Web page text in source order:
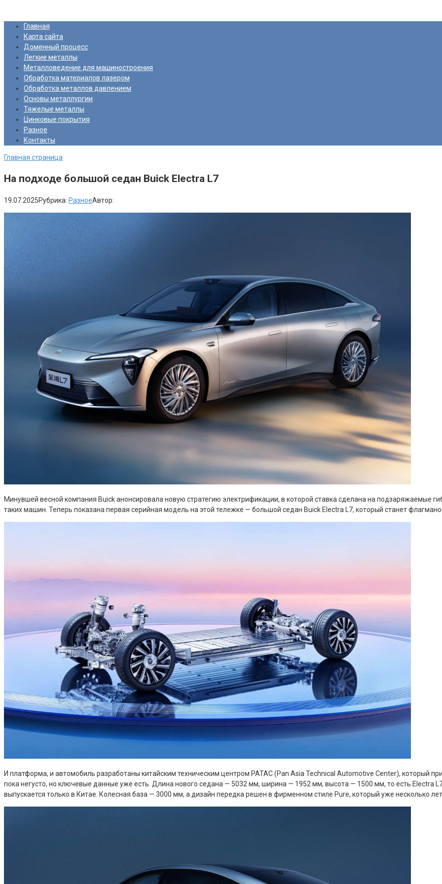
контентуГлавная
Карта сайта
Доменный процесс
Легкие металлы
Металловедение для машиностроения
Обработка материалов лазером
Обработка металлов давлением
Основы металлургии
Тяжелые металлы
Цинковые покрытия
Разное
Контакты
Главная страница
На подходе большой седан Buick Electra L7
19.07.2025Рубрика: РазноеАвтор:
Минувшей весной компания Buick анонсировала новую стратегию электрификации, в которой ставка сделана на подзаряжаемые
таких машин. Теперь показана первая серийная модель на этой тележке — большой седан Buick Electra L7, который станет
И платформа, и автомобиль разработаны китайским техническим центром PATAC (Pan Asia Technical Automotive Center), который
пока негусто, но ключевые данные уже есть. Длина нового седана — 5032 мм, ширина — 1952 мм, высота — 1500 мм, то есть Electra
выпускается только в Китае. Колесная база — 3000 мм, а дизайн передка решен в фирменном стиле Pure, который уже несколько